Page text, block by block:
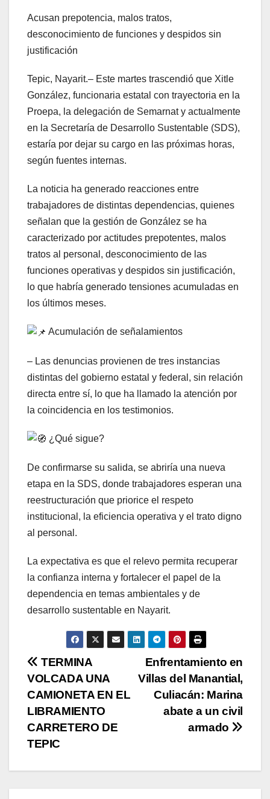
Acusan prepotencia, malos tratos,
desconocimiento de funciones y despidos sin
justificación
Tepic, Nayarit.– Este martes trascendió que Xitle
González, funcionaria estatal con trayectoria en la
Proepa, la delegación de Semarnat y actualmente
en la Secretaría de Desarrollo Sustentable (SDS),
estaría por dejar su cargo en las próximas horas,
según fuentes internas.
La noticia ha generado reacciones entre
trabajadores de distintas dependencias, quienes
señalan que la gestión de González se ha
caracterizado por actitudes prepotentes, malos
tratos al personal, desconocimiento de las
funciones operativas y despidos sin justificación,
lo que habría generado tensiones acumuladas en
los últimos meses.
Acumulación de señalamientos
– Las denuncias provienen de tres instancias
distintas del gobierno estatal y federal, sin relación
directa entre sí, lo que ha llamado la atención por
la coincidencia en los testimonios.
¿Qué sigue?
De confirmarse su salida, se abriría una nueva
etapa en la SDS, donde trabajadores esperan una
reestructuración que priorice el respeto
institucional, la eficiencia operativa y el trato digno
al personal.
La expectativa es que el relevo permita recuperar
la confianza interna y fortalecer el papel de la
dependencia en temas ambientales y de
desarrollo sustentable en Nayarit.
N
a
v
e
g
Enfrentamiento en
Villas del Manantial,
Culiacán: Marina
abate a un civil
armado
TERMINA
VOLCADA UNA
CAMIONETA EN EL
LIBRAMIENTO
CARRETERO DE
TEPIC